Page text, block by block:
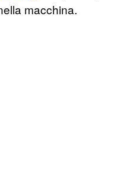
macchina.